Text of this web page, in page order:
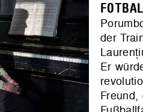
der
Er